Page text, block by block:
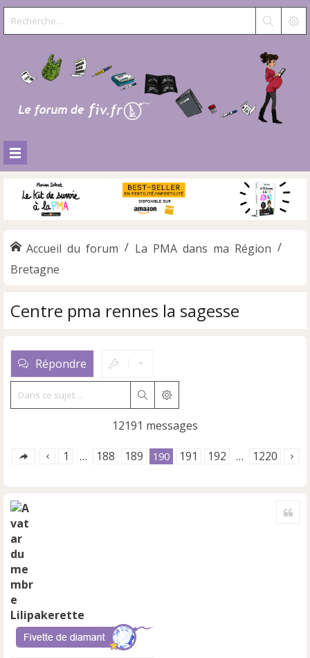
Accueil du forum
La PMA dans ma Région
Bretagne
Centre pma rennes la sagesse
Répondre
RechercherRecherche avancée
12191 messages
1 … 188 189 190 191 192 … 1220
Lilipakerette